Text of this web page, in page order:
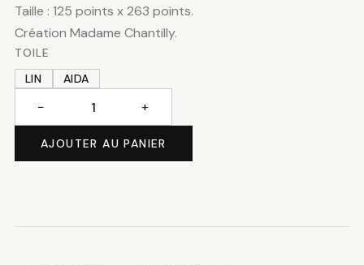
Taille : 125 points x 263 points.
Création Madame Chantilly.
TOILE
LIN
AIDA
Calendrier
− +
AJOUTER AU PANIER